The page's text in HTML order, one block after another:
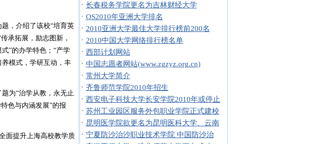
，介绍了该校“培育英
承拓展，励志图新，
”的办学特色；“产学
模式，学研互动，丰
为“治学从教，永无止
色与内涵发展”的报
面提升上海高校教学质
· 长春税务学院更名为吉林财经大学
· QS2010年亚洲大学排名
· 2010亚洲大学最佳大学排行榜前200名
· 2010中国大学网络排行榜名单
· 西部计划网站
· 中国志愿者网站(www.zgzyz.org.cn)
· 常州大学简介
· 齐鲁师范学院2010年招生
· 西安电子科技大学长安学院2010年或停止
· 苏州工业园区服务外包职业学院正式建校
· 昆明医学院欲更名为昆明医科大学、云南
· 宁夏防沙治沙职业技术学院 中国防沙治